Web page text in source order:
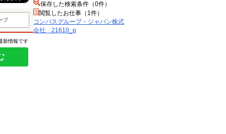
プ
新情報です
保存した検索条件（0件）
閲覧したお仕事（1件）
コンパスグループ・ジャパン株式
会社 21610_p